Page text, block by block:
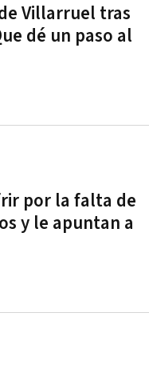
Villarruel tras
dé un paso al
por la falta de
y le apuntan a